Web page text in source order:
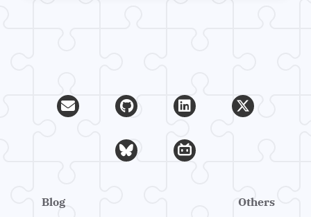
Blog Others